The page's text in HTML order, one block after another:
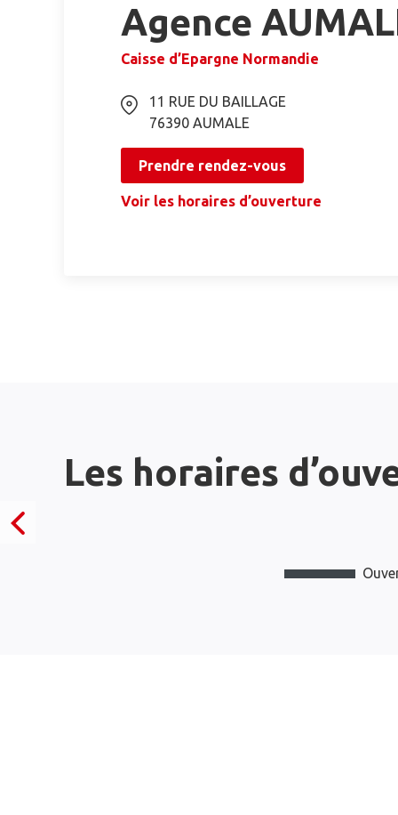
Agence
Caisse d’Epargne Normandie
11 RUE DU BAILLAGE
76390 AUMALE
Prendre rendez-vous
Voir les horaires d’ouverture
Les horaires